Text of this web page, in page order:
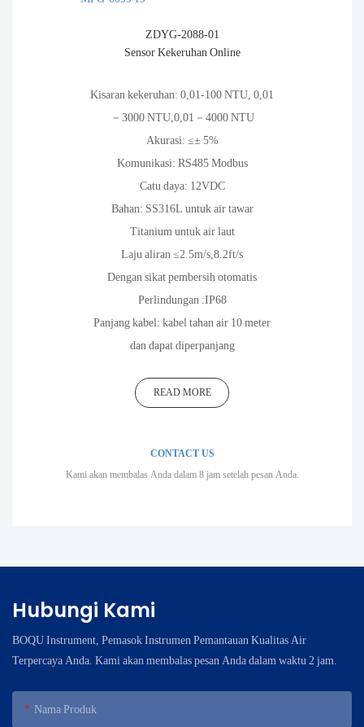
ZDYG-2088-01
Sensor Kekeruhan Online
Kisaran kekeruhan: 0,01-100 NTU, 0,01
－3000 NTU,0,01－4000 NTU
Akurasi: ≤± 5%
Komunikasi: RS485 Modbus
Catu daya: 12VDC
Bahan: SS316L untuk air tawar
Titanium untuk air laut
Laju aliran ≤2.5m/s,8.2ft/s
Dengan sikat pembersih otomatis
Perlindungan :IP68
Panjang kabel: kabel tahan air 10 meter
dan dapat diperpanjang
READ MORE
CONTACT US
Kami akan membalas Anda dalam 8 jam setelah pesan Anda.
Hubungi Kami
BOQU Instrument, Pemasok Instrumen Pemantauan Kualitas Air
Terpercaya Anda. Kami akan membalas pesan Anda dalam waktu 2 jam.
Nama Produk